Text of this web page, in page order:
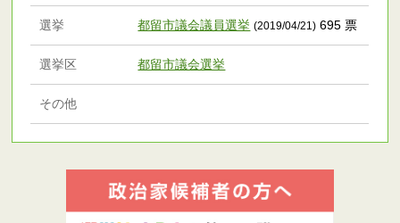
選挙 都留市議会議員選挙 (2019/04/21) 695 票
選挙区 都留市議会選挙
その他